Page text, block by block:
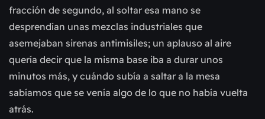
fracción de segundo, al soltar esa mano se
desprendían unas mezclas industriales que
asemejaban sirenas antimisiles; un aplauso al aire
quería decir que la misma base iba a durar unos
minutos más, y cuándo subía a saltar a la mesa
sabíamos que se venía algo de lo que no había vuelta
atrás.